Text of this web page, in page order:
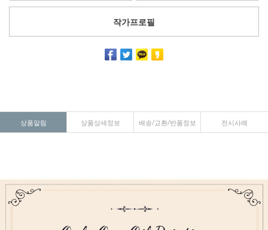
작가프로필
상품알림 상품상세정보 배송/교환/반품정보 전시사례